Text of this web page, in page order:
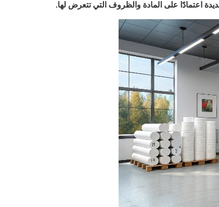
اعتمادًا على المادة والظروف التي تتعرض لها.